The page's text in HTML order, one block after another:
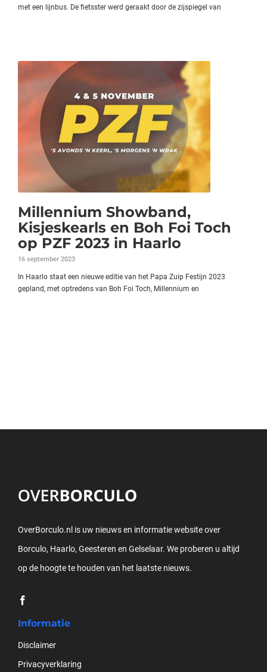
met een lijnbus. De fietsster werd geraakt door de zijspiegel van
Millennium Showband,
Kisjeskearls en Boh Foi Toch
op PZF 2023 in Haarlo
16 september 2023
In Haarlo staat een nieuwe editie van het Papa Zuip Festijn 2023
gepland, met optredens van Boh Foi Toch, Millennium en
OverBorculo.nl is uw nieuws en informatie website over
Borculo, Haarlo, Geesteren en Gelselaar. We proberen u altijd
op de hoogte te houden van het laatste nieuws.
Informatie
Disclaimer
Privacyverklaring